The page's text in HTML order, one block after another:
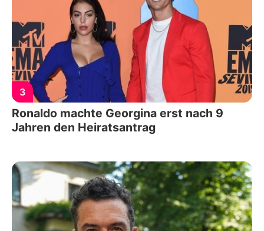
3
Ronaldo machte Georgina erst nach 9
Jahren den Heiratsantrag